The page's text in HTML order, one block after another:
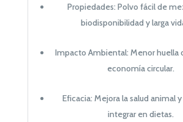
Propiedades: Polvo fácil de
biodisponibilidad y larga
Impacto Ambiental: Menor huella
economía circular.
Eficacia: Mejora la salud animal
integrar en dietas.